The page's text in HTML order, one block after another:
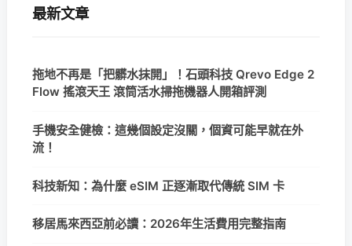
最新文章
拖地不再是「把髒水抹開」！石頭科技 Qrevo Edge 2
Flow 搖滾天王 滾筒活水掃拖機器人開箱評測
手機安全健檢：這幾個設定沒關，個資可能早就在外
流！
科技新知：為什麼 eSIM 正逐漸取代傳統 SIM 卡
移居馬來西亞前必讀：2026年生活費用完整指南